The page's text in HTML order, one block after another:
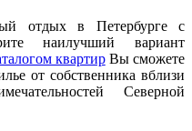
отдых в Петербурге с
наилучший вариант
квартирВы сможете
от собственника вблизи
Северной